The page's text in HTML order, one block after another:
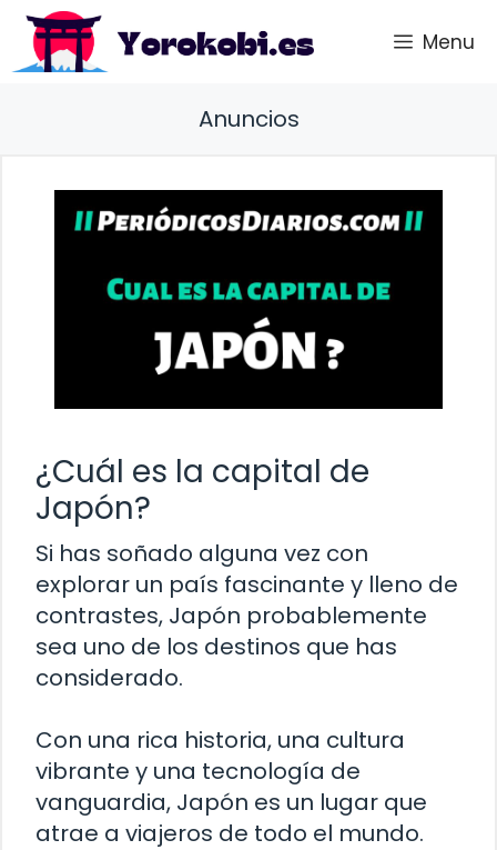
Saltar
contenido
Menu
Anuncios
¿Cuál es la capital de
Japón?
Si has soñado alguna vez con
explorar un país fascinante y lleno de
contrastes, Japón probablemente
sea uno de los destinos que has
considerado.
Con una rica historia, una cultura
vibrante y una tecnología de
vanguardia, Japón es un lugar que
atrae a viajeros de todo el mundo.